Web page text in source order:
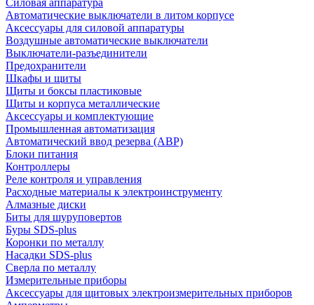
Силовая аппаратура
Автоматические выключатели в литом корпусе
Аксессуары для силовой аппаратуры
Воздушные автоматические выключатели
Выключатели-разъединители
Предохранители
Шкафы и щиты
Щиты и боксы пластиковые
Щиты и корпуса металлические
Аксессуары и комплектующие
Промышленная автоматизация
Автоматический ввод резерва (АВР)
Блоки питания
Контроллеры
Реле контроля и управления
Расходные материалы к электроинструменту
Алмазные диски
Биты для шуруповертов
Буры SDS-plus
Коронки по металлу
Насадки SDS-plus
Сверла по металлу
Измерительные приборы
Аксессуары для щитовых электроизмерительных приборов